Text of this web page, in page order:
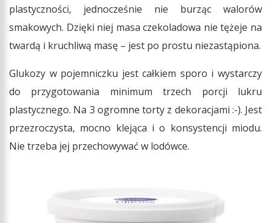
plastyczności, jednocześnie nie burząc walorów
smakowych. Dzięki niej masa czekoladowa nie tężeje na
twardą i kruchliwą masę – jest po prostu niezastąpiona.
Glukozy w pojemniczku jest całkiem sporo i wystarczy
do przygotowania minimum trzech porcji lukru
plastycznego. Na 3 ogromne torty z dekoracjami :-). Jest
przezroczysta, mocno klejąca i o konsystencji miodu.
Nie trzeba jej przechowywać w lodówce.